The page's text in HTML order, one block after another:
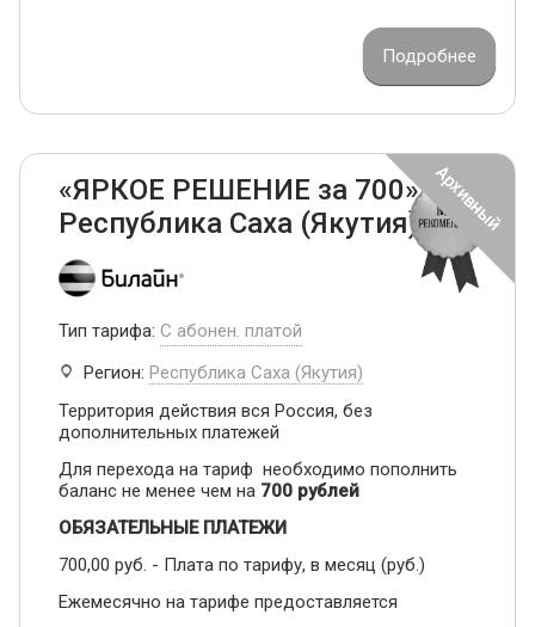
Подробнее
«ЯРКОЕ РЕШЕНИЕ за 700»
Республика Саха (Якутия)
Тип тарифа: С абонен. платой
Регион: Республика Саха (Якутия)
Территория действия вся Россия, без
дополнительных платежей
Для перехода на тариф необходимо пополнить
баланс не менее чем на 700 рублей
ОБЯЗАТЕЛЬНЫЕ ПЛАТЕЖИ
700,00 руб. - Плата по тарифу, в месяц (руб.)
Ежемесячно на тарифе предоставляется